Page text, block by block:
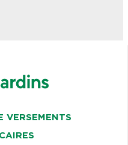
VERSEMENTS